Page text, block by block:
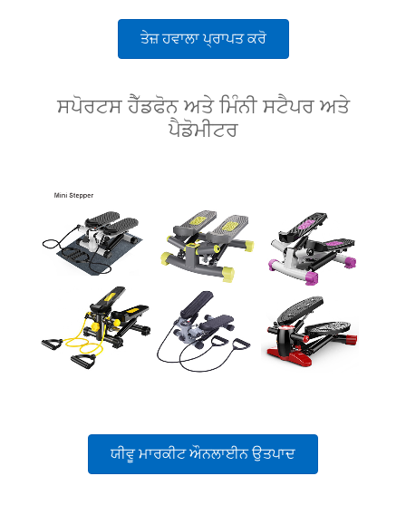
ਤੇਜ਼ ਹਵਾਲਾ ਪ੍ਰਾਪਤ ਕਰੋ
ਸਪੋਰਟਸ ਹੈੱਡਫੋਨ ਅਤੇ ਮਿੰਨੀ ਸਟੈਪਰ ਅਤੇ
ਪੈਡੋਮੀਟਰ
ਯੀਵੂ ਮਾਰਕੀਟ ਔਨਲਾਈਨ ਉਤਪਾਦ